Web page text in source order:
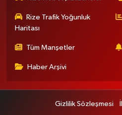
Rize Trafik Yoğunluk
Haritası
Tüm Manşetler
Haber Arşivi
Gizlilik Sözleşmesi